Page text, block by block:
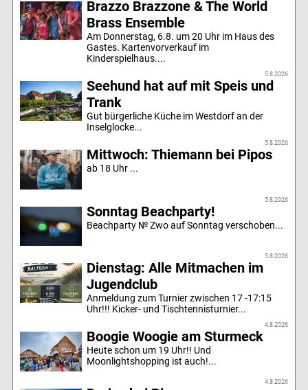
Brazzo Brazzone & The World
Brass Ensemble
Am Donnerstag, 6.8. um 20 Uhr im Haus des
Gastes. Kartenvorverkauf im
Kinderspielhaus....
5.8.2026
Seehund hat auf mit Speis und
Trank
Gut bürgerliche Küche im Westdorf an der
Inselglocke...
5.8.2026
Mittwoch: Thiemann bei Pipos
ab 18 Uhr ...
5.8.2026
Sonntag Beachparty!
Beachparty № Zwo auf Sonntag verschoben...
5.8.2026
Dienstag: Alle Mitmachen im
Jugendclub
Anmeldung zum Turnier zwischen 17 -17:15
Uhr!!! Kicker- und Tischtennisturnier...
4.8.2026
Boogie Woogie am Sturmeck
Heute schon um 19 Uhr!! Und
Moonlightshopping ist auch!...
4.8.2026